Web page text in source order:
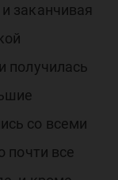
заканчивая
получилась
со всеми
почти все